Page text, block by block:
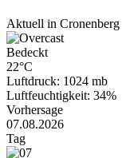
Aktuell in Cronenberg
Bedeckt
22°C
Luftdruck: 1024 mb
Luftfeuchtigkeit: 34%
Vorhersage
07.08.2026
Tag